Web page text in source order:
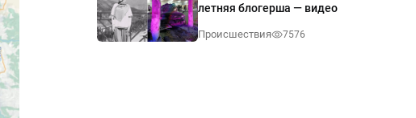
летняя блогерша — видео
Происшествия 7576